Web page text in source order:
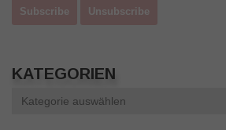
KATEGORIEN